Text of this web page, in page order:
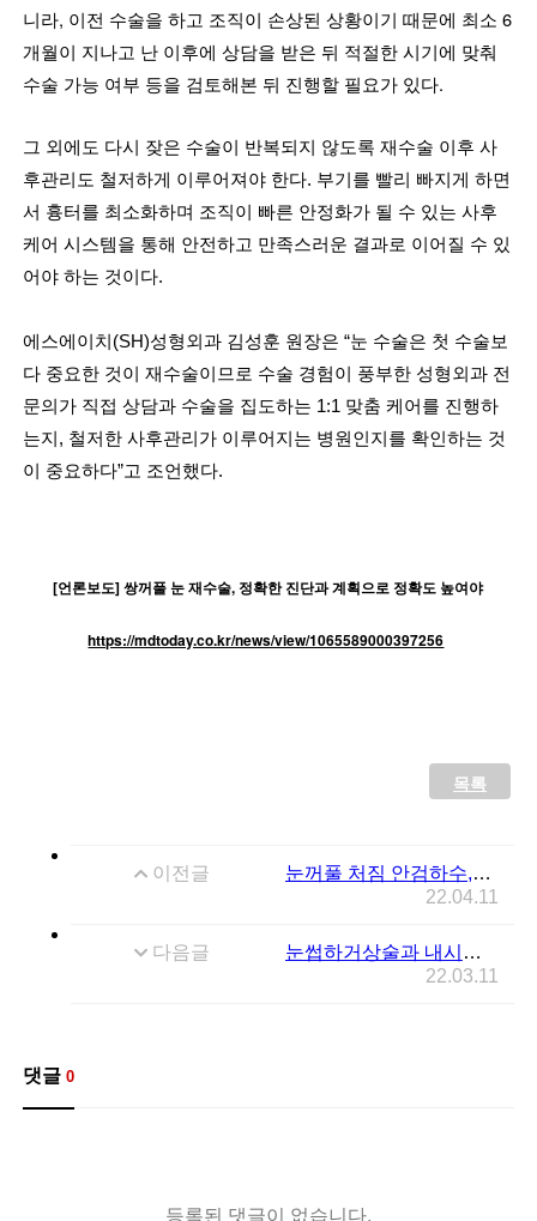
니라, 이전 수술을 하고 조직이 손상된 상황이기 때문에 최소 6
개월이 지나고 난 이후에 상담을 받은 뒤 적절한 시기에 맞춰
수술 가능 여부 등을 검토해본 뒤 진행할 필요가 있다.
그 외에도 다시 잦은 수술이 반복되지 않도록 재수술 이후 사
후관리도 철저하게 이루어져야 한다. 부기를 빨리 빠지게 하면
서 흉터를 최소화하며 조직이 빠른 안정화가 될 수 있는 사후
케어 시스템을 통해 안전하고 만족스러운 결과로 이어질 수 있
어야 하는 것이다.
에스에이치(SH)성형외과 김성훈 원장은 “눈 수술은 첫 수술보
다 중요한 것이 재수술이므로 수술 경험이 풍부한 성형외과 전
문의가 직접 상담과 수술을 집도하는 1:1 맞춤 케어를 진행하
는지, 철저한 사후관리가 이루어지는 병원인지를 확인하는 것
이 중요하다”고 조언했다.
[언론보도] 쌍꺼풀 눈 재수술, 정확한 진단과 계획으로 정확도 높여야
https://mdtoday.co.kr/news/view/1065589000397256
목록
이전글
눈꺼풀 처짐 안검하수, 눈 모양에도 영향…교정 필요한 이유
22.04.11
다음글
눈썹하거상술과 내시경 이마거상술 이해와 주의사항
22.03.11
댓글0
등록된 댓글이 없습니다.